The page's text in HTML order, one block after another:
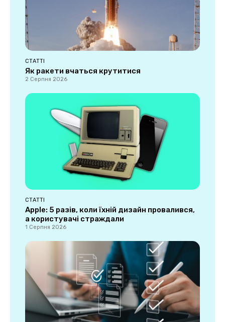
СТАТТІ
Як ракети вчаться крутитися
2 Серпня 2026
СТАТТІ
Apple: 5 разів, коли їхній дизайн провалився,
а користувачі страждали
1 Серпня 2026